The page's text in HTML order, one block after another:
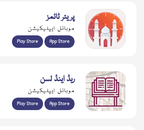
پریئر ٹائمز
موبائل ایپلیکیشن
Play Store App Store
ریڈ اینڈ لسن
موبائل ایپلیکیشن
Play Store App Store